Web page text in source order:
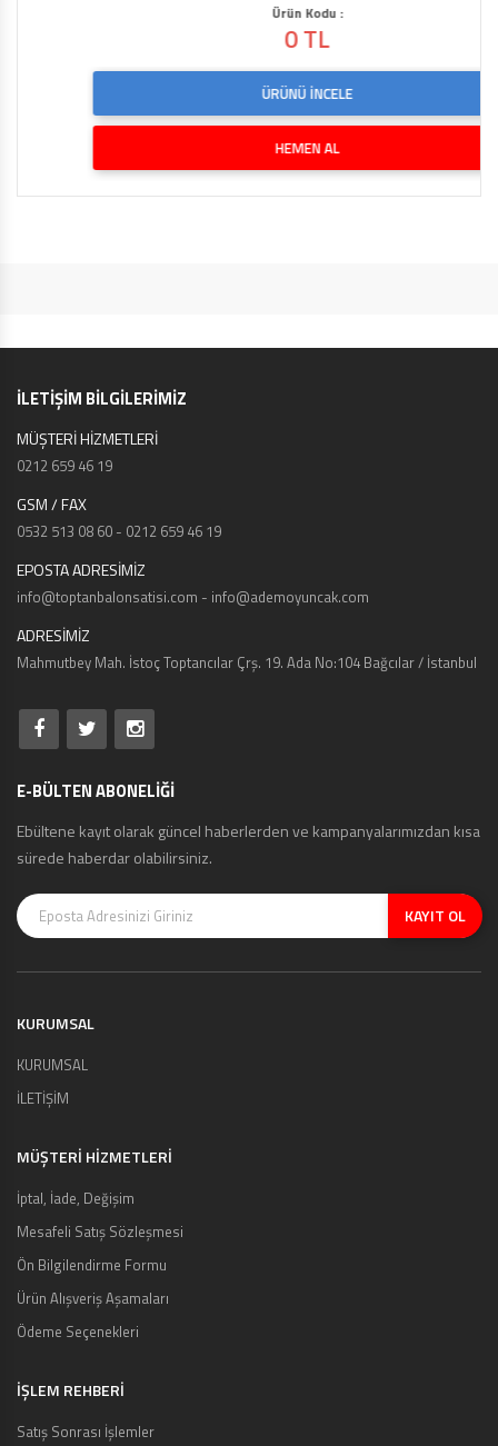
Ürün Kodu :
ÜRÜNÜ İNCELE
HEMEN AL
İLETİŞİM BİLGİLERİMİZ
MÜŞTERİ HİZMETLERİ
0212 659 46 19
GSM / FAX
0532 513 08 60 - 0212 659 46 19
EPOSTA ADRESİMİZ
info@toptanbalonsatisi.com - info@ademoyuncak.com
ADRESİMİZ
Mahmutbey Mah. İstoç Toptancılar Çrş. 19. Ada No:104 Bağcılar / İstanbul
E-BÜLTEN ABONELİĞİ
Ebültene kayıt olarak güncel haberlerden ve kampanyalarımızdan kısa
sürede haberdar olabilirsiniz.
KAYIT OL
KURUMSAL
KURUMSAL
İLETİŞİM
MÜŞTERI HIZMETLERI
İptal, İade, Değişim
Mesafeli Satış Sözleşmesi
Ön Bilgilendirme Formu
Ürün Alışveriş Aşamaları
Ödeme Seçenekleri
İŞLEM REHBERİ
Satış Sonrası İşlemler